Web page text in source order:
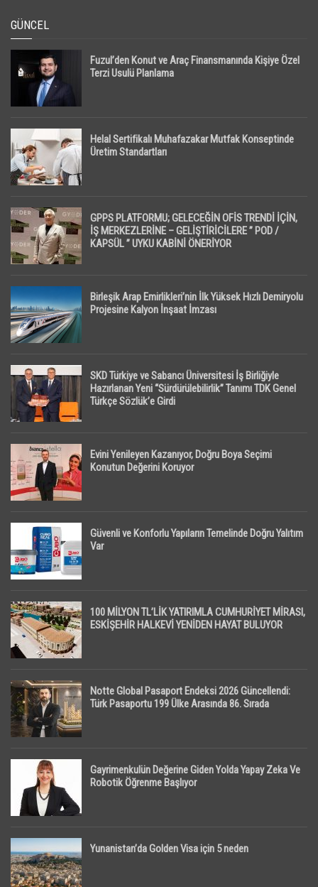
GÜNCEL
Fuzul’den Konut ve Araç Finansmanında Kişiye Özel
Terzi Usulü Planlama
Helal Sertifikalı Muhafazakar Mutfak Konseptinde
Üretim Standartları
GPPS PLATFORMU; GELECEĞİN OFİS TRENDİ İÇİN,
İŞ MERKEZLERİNE – GELİŞTİRİCİLERE ” POD /
KAPSÜL ” UYKU KABİNİ ÖNERİYOR
Birleşik Arap Emirlikleri’nin İlk Yüksek Hızlı Demiryolu
Projesine Kalyon İnşaat İmzası
SKD Türkiye ve Sabancı Üniversitesi İş Birliğiyle
Hazırlanan Yeni “Sürdürülebilirlik” Tanımı TDK Genel
Türkçe Sözlük’e Girdi
Evini Yenileyen Kazanıyor, Doğru Boya Seçimi
Konutun Değerini Koruyor
Güvenli ve Konforlu Yapıların Temelinde Doğru Yalıtım
Var
100 MİLYON TL’LİK YATIRIMLA CUMHURİYET MİRASI,
ESKİŞEHİR HALKEVİ YENİDEN HAYAT BULUYOR
Notte Global Pasaport Endeksi 2026 Güncellendi:
Türk Pasaportu 199 Ülke Arasında 86. Sırada
Gayrimenkulün Değerine Giden Yolda Yapay Zeka Ve
Robotik Öğrenme Başlıyor
Yunanistan’da Golden Visa için 5 neden